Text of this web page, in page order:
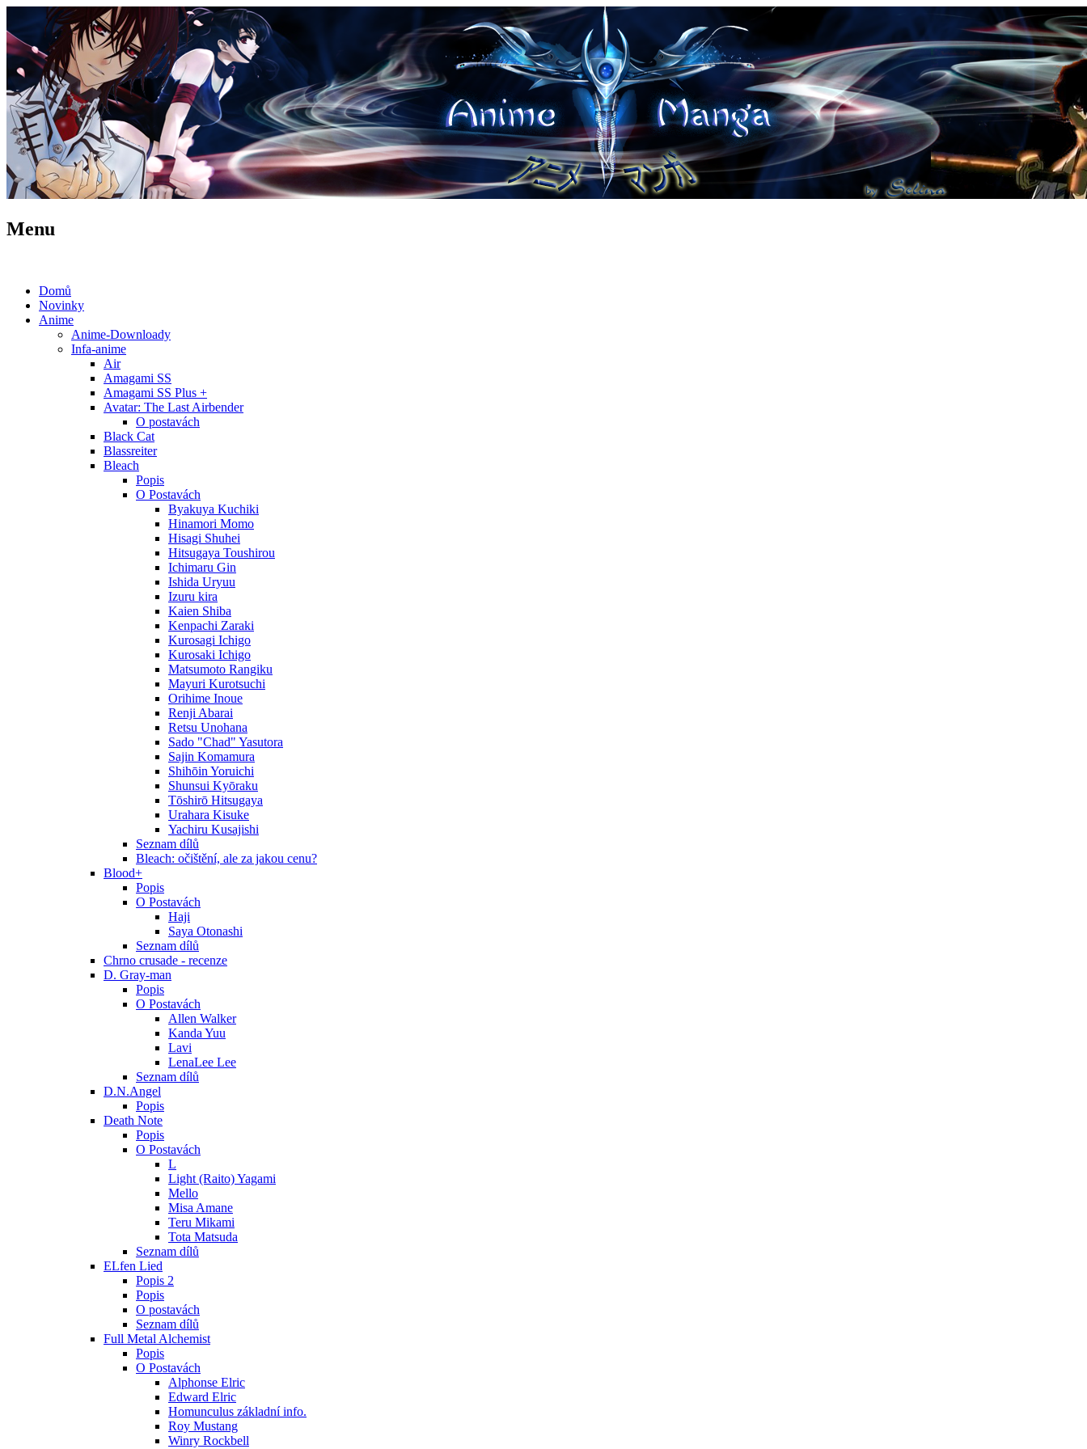
Menu
Domů
Novinky
Anime
Anime-Downloady
Infa-anime
Air
Amagami SS
Amagami SS Plus +
Avatar: The Last Airbender
O postavách
Black Cat
Blassreiter
Bleach
Popis
O Postavách
Byakuya Kuchiki
Hinamori Momo
Hisagi Shuhei
Hitsugaya Toushirou
Ichimaru Gin
Ishida Uryuu
Izuru kira
Kaien Shiba
Kenpachi Zaraki
Kurosagi Ichigo
Kurosaki Ichigo
Matsumoto Rangiku
Mayuri Kurotsuchi
Orihime Inoue
Renji Abarai
Retsu Unohana
Sado "Chad" Yasutora
Sajin Komamura
Shihōin Yoruichi
Shunsui Kyōraku
Tōshirō Hitsugaya
Urahara Kisuke
Yachiru Kusajishi
Seznam dílů
Bleach: očištění, ale za jakou cenu?
Blood+
Popis
O Postavách
Haji
Saya Otonashi
Seznam dílů
Chrno crusade - recenze
D. Gray-man
Popis
O Postavách
Allen Walker
Kanda Yuu
Lavi
LenaLee Lee
Seznam dílů
D.N.Angel
Popis
Death Note
Popis
O Postavách
L
Light (Raito) Yagami
Mello
Misa Amane
Teru Mikami
Tota Matsuda
Seznam dílů
ELfen Lied
Popis 2
Popis
O postavách
Seznam dílů
Full Metal Alchemist
Popis
O Postavách
Alphonse Elric
Edward Elric
Homunculus základní info.
Roy Mustang
Winry Rockbell